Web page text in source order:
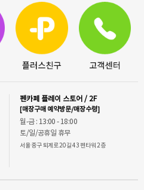
펜카페 플레이 스토어 / 2F
[매장구매 예약방문/매장수령]
월-금 : 13:00 - 18:00
토/일/공휴일 휴무
서울 중구 퇴계로 20길 43 펜타워 2층